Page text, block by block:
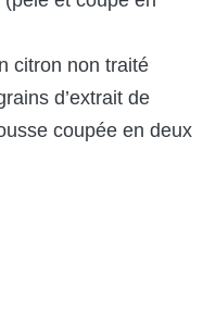
citron non traité
d’extrait de
coupée en deux